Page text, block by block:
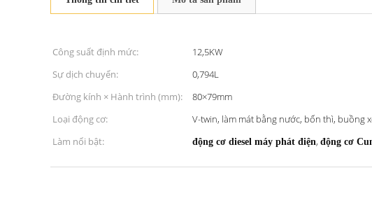
Công suất định mức: 12,5KW
Sự dịch chuyển:
0,794L
Đường kính × Hành trình (mm):
80×79mm
Loại động cơ:
V-twin, làm mát bằng nước, bốn thì, buồng
Làm nổi bật:
động cơ diesel máy phát điện, động cơ